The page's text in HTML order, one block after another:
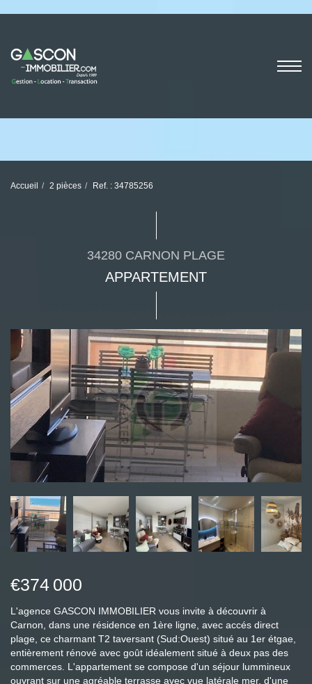
Accueil 2 pièces Ref. : 34785256
34280 CARNON PLAGE
APPARTEMENT
€374 000
L'agence GASCON IMMOBILIER vous invite à découvrir à
Carnon, dans une résidence en 1ère ligne, avec accés direct
plage, ce charmant T2 taversant (Sud:Ouest) situé au 1er étgae,
entièrement rénové avec goût idéalement situé à deux pas des
commerces. L'appartement se compose d'un séjour lummineux
ouvrant sur une agréable terrasse avec vue latérale mer, d'une